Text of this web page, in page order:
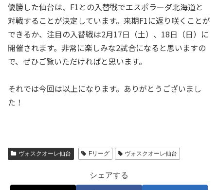
優勝した仙台は、F1との入替戦でエスポラーダ北海道と
対戦することが決定しています。来期F1に返り咲くことが
できるか、注目の入替戦は2月17日（土）、18日（日）に
開催されます。非常に楽しみな2試合になると思いますの
で、ぜひご覧いただければと思います。
それでは今回は以上になります。ありがとうございまし
た！
ヴォスクオーレ仙台 Fリーグ ヴォスクオーレ仙台
シェアする